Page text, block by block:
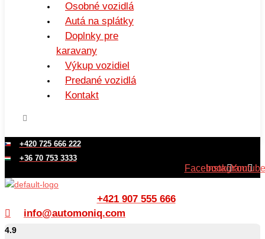
Osobné vozidlá
Autá na splátky
Doplnky pre
karavany
Výkup vozidiel
Predané vozidlá
Kontakt
+420 725 666 222
+36 70 753 3333
FacebookInstagramYoutube
+421 907 555 666
info@automoniq.com
4.9